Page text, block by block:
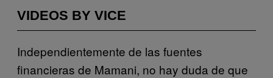
VIDEOS BY VICE
Independientemente de las fuentes
financieras de Mamani, no hay duda de que